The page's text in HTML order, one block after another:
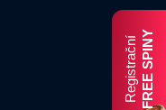
RegistračníFREE SPINY